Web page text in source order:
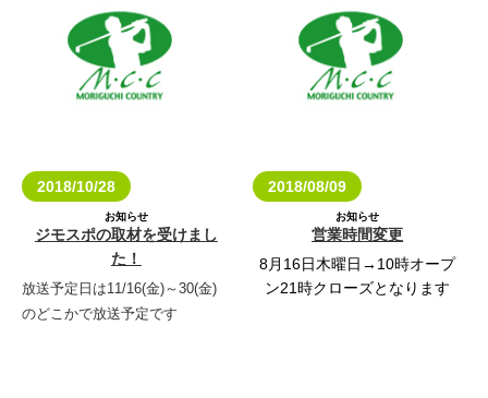
01/04（金）10:00-16:00
01/05（土）9:00-15:00
01/06（日）9:00-15:00
2018/10/28
お知らせ
ジモスポの取材を受けまし
た！
放送予定日は11/16(金)～30(金)
のどこかで放送予定です
2018/08/09
お知らせ
営業時間変更
8月16日木曜日→10時オープ
ン21時クローズとなります